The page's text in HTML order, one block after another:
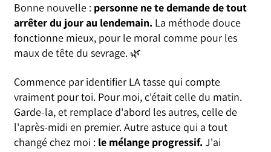
Bonne nouvelle : personne ne te demande de tout
arrêter du jour au lendemain.La méthode douce
fonctionne mieux, pour le moral comme pour les
maux de tête du sevrage. 🌿
Commence par identifier LA tasse qui compte
vraiment pour toi. Pour moi, c'était celle du matin.
Garde-la, et remplace d'abord les autres, celle de
l'après-midi en premier. Autre astuce qui a tout
changé chez moi : le mélange progressif.J'ai